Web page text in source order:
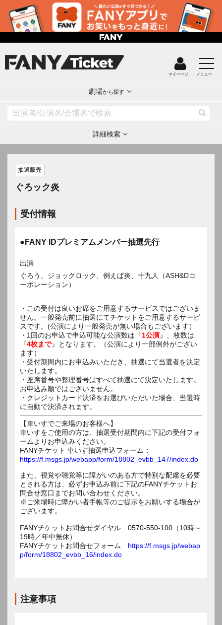
マイページ メニュー
劇場から探す
詳細検索
抽選販売
ぐろック炎
受付情報
●FANY IDプレミアムメンバー抽選先行
出演
ぐろう、ジョックロック、例えば炎、十九人（ASH&Dコ
ーポレーション）
・この受付は良いお席をご用意するサービスではございま
せん。一般発売前に抽選にてチケットをご用意するサービ
スです。(公演により一般発売が無い場合もございます）
・1回のお申込で申込可能な公演数は『1公演』、枚数は
『4枚まで』となります。（公演により一部例外がござい
ます）
・受付期間内にお申込みいただき、抽選にて当選者を決定
いたします。
・座席番号や整理番号はすべて抽選にて決定いたします。
お申込み順ではございません。
・クレジットカード決済をお選びいただいた場合、当選時
に自動で決済されます。
【車いすでご来場のお客様へ】
車いすをご使用の方は、抽選受付期間内に下記の受付フォ
ームよりお申込みください。
FANYチケット 車いす抽選申込フォーム：
https://f.msgs.jp/webapp/form/18802_evbb_147/index.do
また、視覚や聴覚等に障がいのある方で特別な配慮を必要
とされる方は、必ずお申込み前に下記のFANYチケットお
問合せ窓口までお問い合わせください。
※ご来場時に障がい者手帳等のご提示をお願いする場合が
ございます。
FANYチケットお問合せダイヤル 0570-550-100（10時～
19時／年中無休）
FANYチケットお問合せフォーム https://f.msgs.jp/webap
p/form/18802_evbb_16/index.do
注意事項